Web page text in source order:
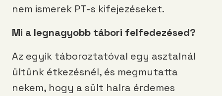
nem ismerek PT-s kifejezéseket.
Mi a legnagyobb tábori felfedezésed?
Az egyik táboroztatóval egy asztalnál
ültünk étkezésnél, és megmutatta
nekem, hogy a sült halra érdemes